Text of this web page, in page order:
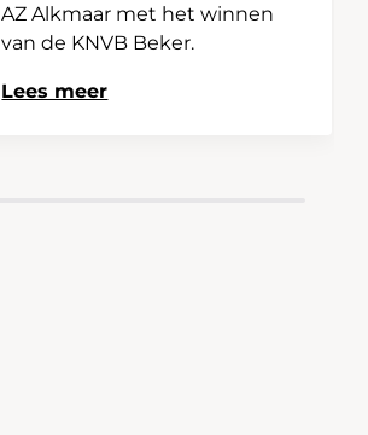
AZ Alkmaar met het winnen
van de KNVB Beker.
Lees meer